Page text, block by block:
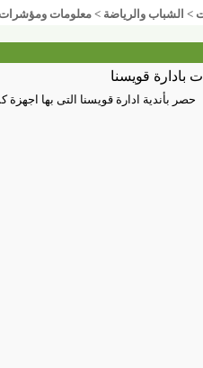
> الشباب والرياضة > معلومات ومؤشرات
بادارة قويسنا
حصر بأندية ادارة قويسنا التى بها اجهزة